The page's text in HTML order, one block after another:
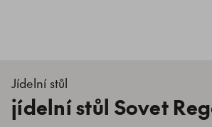
Jídelní stůl
jídelní stůl Sovet